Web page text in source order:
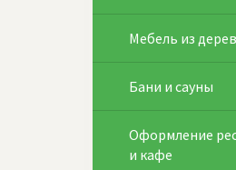
Мебель из
Бани и сауны
Оформление
и кафе